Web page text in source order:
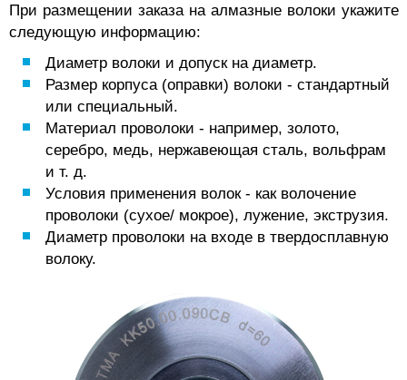
При размещении заказа на алмазные волоки укажите
следующую информацию:
Диаметр волоки и допуск на диаметр.
Размер корпуса (оправки) волоки - стандартный
или специальный.
Материал проволоки - например, золото,
серебро, медь, нержавеющая сталь, вольфрам
и т. д.
Условия применения волок - как волочение
проволоки (сухое/ мокрое), лужение, экструзия.
Диаметр проволоки на входе в твердосплавную
волоку.